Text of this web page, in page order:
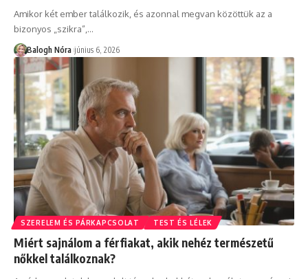
Amikor két ember találkozik, és azonnal megvan közöttük az a
bizonyos „szikra”,…
Balogh Nóra június 6, 2026
SZERELEM ÉS PÁRKAPCSOLAT TEST ÉS LÉLEK
Miért sajnálom a férfiakat, akik nehéz természetű
nőkkel találkoznak?